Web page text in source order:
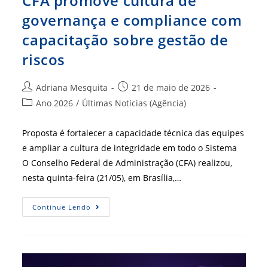
governança e compliance com
capacitação sobre gestão de
riscos
Autor
do
Adriana Mesquita
Post
publicado:
21 de maio de 2026
Categoria
post:
Ano 2026 / Últimas Notícias (Agência)
Proposta é fortalecer a capacidade técnica das equipes
e ampliar a cultura de integridade em todo o Sistema
O Conselho Federal de Administração (CFA) realizou,
nesta quinta-feira (21/05), em Brasília,…
Continue Lendo CFA
Promove
Compliance